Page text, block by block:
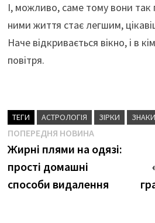
І, можливо, саме тому вони так
ними життя стає легшим,
Наче відкривається вікно, і в
повітря.
ТЕГИ АСТРОЛОГІЯ ЗІРКИ
Навігація
записів
ПОПЕРЕДНЯ НОВИНАПопередня
новина
Жирні плями на одязі:
прості домашні
способи видалення